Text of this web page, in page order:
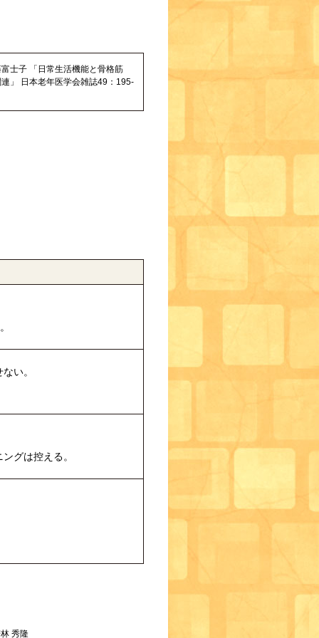
士子 「日常生活機能と骨格筋
」 日本老年医学会雑誌49：195-
い。
グは控える。
秀隆